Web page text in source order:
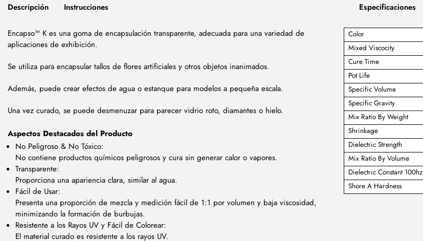
Descripción Instrucciones Especificaciones
Encapso™ K es una goma de encapsulación transparente, adecuada para una variedad de
aplicaciones de exhibición.
Se utiliza para encapsular tallos de flores artificiales y otros objetos inanimados.
Además, puede crear efectos de agua o estanque para modelos a pequeña escala.
Una vez curado, se puede desmenuzar para parecer vidrio roto, diamantes o hielo.
Aspectos Destacados del Producto
No Peligroso & No Tóxico:
No contiene productos químicos peligrosos y cura sin generar calor o vapores.
Transparente:
Proporciona una apariencia clara, similar al agua.
Fácil de Usar:
Presenta una proporción de mezcla y medición fácil de 1:1 por volumen y baja viscosidad,
minimizando la formación de burbujas.
Resistente a los Rayos UV y Fácil de Colorear:
El material curado es resistente a los rayos UV.
Color
Mixed Viscocity
Cure Time
Pot Life
Specific Volume
Specific Gravity
Mix Ratio By Weight
Shrinkage
Dielectric Strength
Mix Ratio By Volume
Dielectric Constant 100hz
Shore A Hardness